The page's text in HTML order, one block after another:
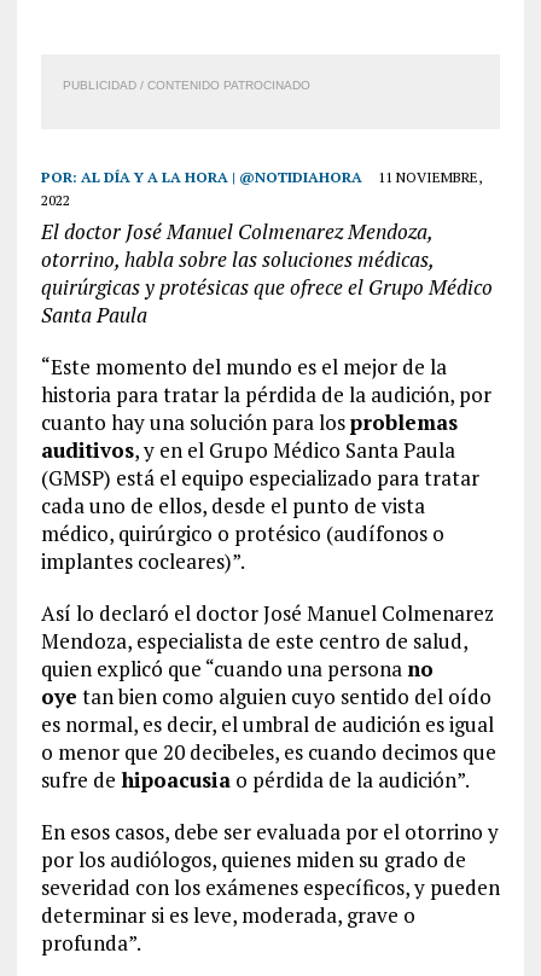
PUBLICIDAD / CONTENIDO PATROCINADO
POR: AL DÍA Y A LA HORA | @NOTIDIAHORA
11 NOVIEMBRE,
2022
El doctor José Manuel Colmenarez Mendoza,
otorrino, habla sobre las soluciones médicas,
quirúrgicas y protésicas que ofrece el Grupo Médico
Santa Paula
“Este momento del mundo es el mejor de la
historia para tratar la pérdida de la audición, por
cuanto hay una solución para losproblemas
auditivos, y en el Grupo Médico Santa Paula
(GMSP) está el equipo especializado para tratar
cada uno de ellos, desde el punto de vista
médico, quirúrgico o protésico (audífonos o
implantes cocleares)”.
Así lo declaró el doctor José Manuel Colmenarez
Mendoza, especialista de este centro de salud,
quien explicó que “cuando una persona no
oye tan bien como alguien cuyo sentido del oído
es normal, es decir, el umbral de audición es igual
o menor que 20 decibeles, es cuando decimos que
sufre de hipoacusiao pérdida de la audición”.
En esos casos, debe ser evaluada por el otorrino y
por los audiólogos, quienes miden su grado de
severidad con los exámenes específicos, y pueden
determinar si es leve, moderada, grave o
profunda”.